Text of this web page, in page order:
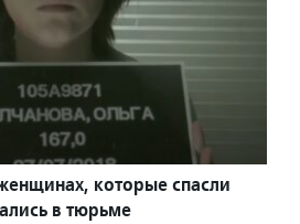
которые спасли
в тюрьме